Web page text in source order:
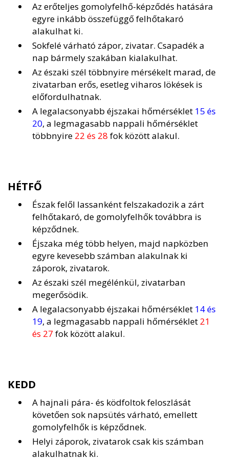
Az erőteljes gomolyfelhő-képződés hatására
egyre inkább összefüggő felhőtakaró
alakulhat ki.
Sokfelé várható zápor, zivatar. Csapadék a
nap bármely szakában kialakulhat.
Az északi szél többnyire mérsékelt marad, de
zivatarban erős, esetleg viharos lökések is
előfordulhatnak.
A legalacsonyabb éjszakai hőmérséklet 15 és
20, a legmagasabb nappali hőmérséklet
többnyire 22 és 28 fok között alakul.
HÉTFŐ
Észak felől lassanként felszakadozik a zárt
felhőtakaró, de gomolyfelhők továbbra is
képződnek.
Éjszaka még több helyen, majd napközben
egyre kevesebb számban alakulnak ki
záporok, zivatarok.
Az északi szél megélénkül, zivatarban
megerősödik.
A legalacsonyabb éjszakai hőmérséklet 14 és
19, a legmagasabb nappali hőmérséklet 21
és 27 fok között alakul.
KEDD
A hajnali pára- és ködfoltok feloszlását
követően sok napsütés várható, emellett
gomolyfelhők is képződnek.
Helyi záporok, zivatarok csak kis számban
alakulhatnak ki.